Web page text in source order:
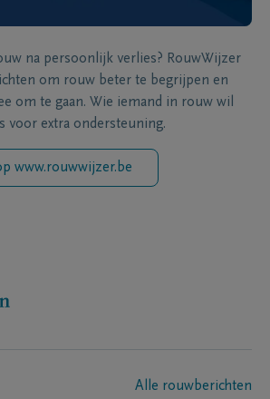
na persoonlijk verlies? RouwWijzer
om rouw beter te begrijpen en
om te gaan. Wie iemand in rouw wil
voor extra ondersteuning.
www.rouwwijzer.be
Alle rouwberichten